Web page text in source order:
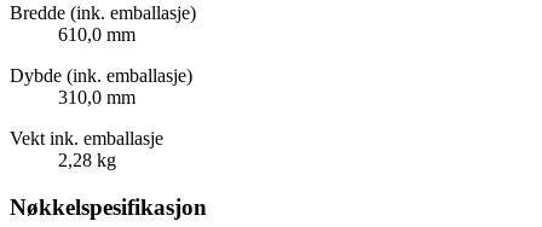
Bredde (ink. emballasje)
610,0 mm
Dybde (ink. emballasje)
310,0 mm
Vekt ink. emballasje
2,28 kg
Nøkkelspesifikasjon